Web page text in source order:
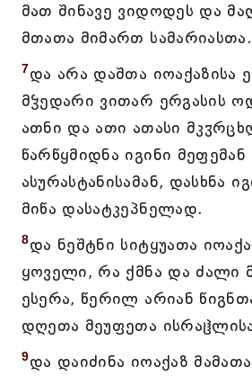
მათ შინავე ვიდოდეს და
მთათა მიმართ სამარიასთა.
7და არა დაშთა იოაქაზისა
მჴედარი ვითარ ერგასის
ათნი და ათი ათასი
წარწყმიდნა იგინი მეფემან
ასურასტანისამან, დასხნა
მიწა დასატკეპნელად.
8და ნეშტნი სიტყუათა
ყოველი, რა ქმნა და ძალი
ესერა, წერილ არიან
დღეთა მეუფეთა
9და დაიძინა იოაქაზ